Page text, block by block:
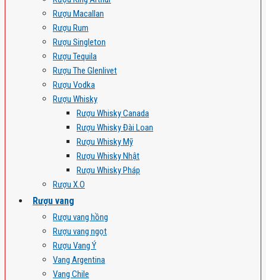
Rượu Macallan
Rượu Rum
Rượu Singleton
Rượu Tequila
Rượu The Glenlivet
Rượu Vodka
Rượu Whisky
Rượu Whisky Canada
Rượu Whisky Đài Loan
Rượu Whisky Mỹ
Rượu Whisky Nhật
Rượu Whisky Pháp
Rượu X.O
Rượu vang
Rượu vang hồng
Rượu vang ngọt
Rượu Vang Ý
Vang Argentina
Vang Chile